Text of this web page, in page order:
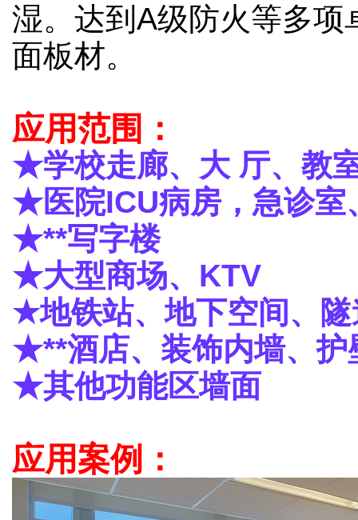
湿。达到A级防火等多
面板材。
应用范围：
★学校走廊、大 厅、教
★医院ICU病房，急诊室
★**写字楼
★大型商场、KTV
★地铁站、地下空间、隧
★**酒店、装饰内墙、护
★其他功能区墙面
应用案例：